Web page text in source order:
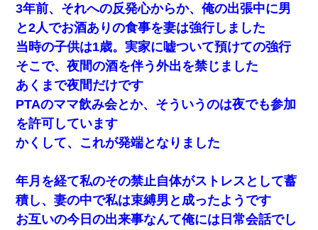
3年前、それへの反発心からか、俺の出張中に男
と2人でお酒ありの食事を妻は強行しました
当時の子供は1歳。実家に嘘ついて預けての強行
そこで、夜間の酒を伴う外出を禁じました
あくまで夜間だけです
PTAのママ飲み会とか、そういうのは夜でも参加
を許可しています
かくして、これが発端となりました
年月を経て私のその禁止自体がストレスとして蓄
積し、妻の中で私は束縛男と成ったようです
お互いの今日の出来事なんて俺には日常会話でし